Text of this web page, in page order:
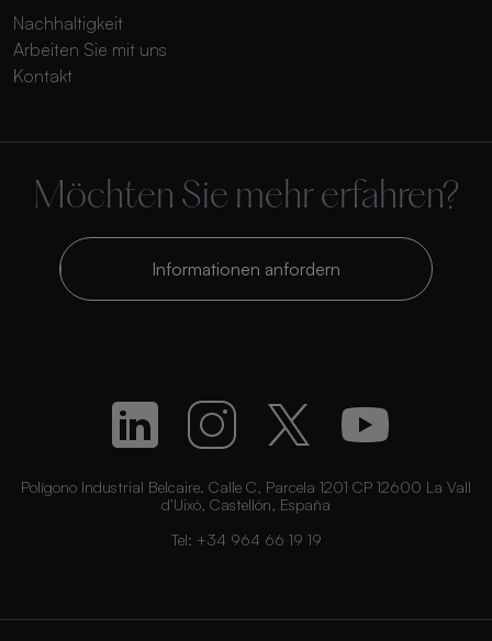
Nachhaltigkeit
Arbeiten Sie mit uns
Kontakt
Möchten Sie mehr erfahren?
Informationen anfordern
Polígono Industrial Belcaire. Calle C, Parcela 1201 CP 12600 La Vall
d’Uixó, Castellón, España
Tel: +34 964 66 19 19